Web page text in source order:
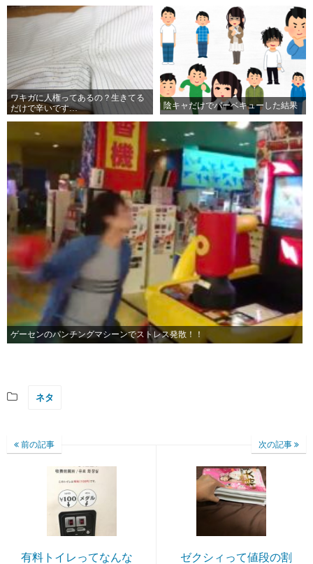
ワキガに人権ってあるの？生きてる
だけで辛いです…
陰キャだけでバーベキューした結果
ゲーセンのパンチングマシーンでストレス発散！！
ネタ
前の記事
有料トイレってなんな
次の記事
ゼクシィって値段の割